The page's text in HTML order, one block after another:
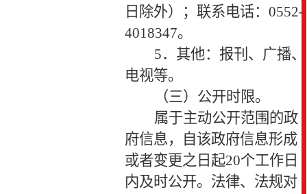
日除外）；联系电话： 0552-
4018347。
5．其他：报刊、广播、
电视等。
（三）公开时限。
属于主动公开范围的政
府信息，自该政府信息形成
或者变更之日起20个工作日
内及时公开。法律、法规对